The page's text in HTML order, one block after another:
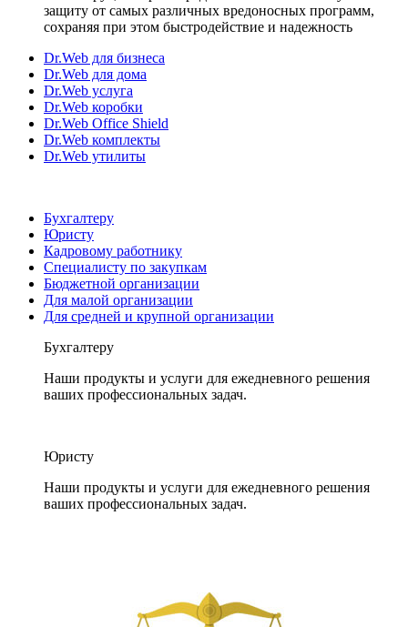
защиту от самых различных вредоносных программ,
сохраняя при этом быстродействие и надежность
Dr.Web для бизнеса
Dr.Web для дома
Dr.Web услуга
Dr.Web коробки
Dr.Web Office Shield
Dr.Web комплекты
Dr.Web утилиты
Бухгалтеру
Юристу
Кадровому работнику
Специалисту по закупкам
Бюджетной организации
Для малой организации
Для средней и крупной организации
Бухгалтеру
Наши продукты и услуги для ежедневного решения
ваших профессиональных задач.
Юристу
Наши продукты и услуги для ежедневного решения
ваших профессиональных задач.